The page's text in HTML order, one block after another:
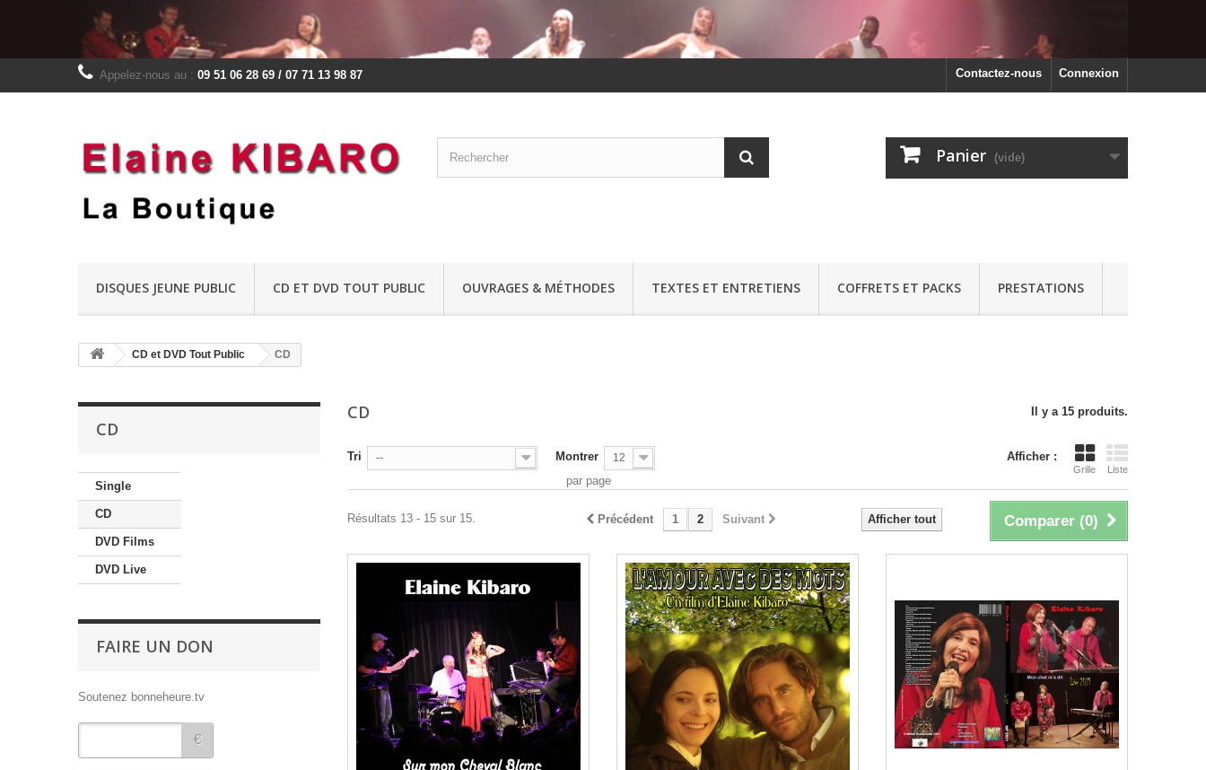
Connexion
Contactez-nous
Appelez-nous au : 09 51 06 28 69 / 07 71 13 98 87
Panier (vide)
DISQUES JEUNE PUBLIC CD ET DVD TOUT PUBLIC OUVRAGES & MÉTHODES TEXTES ET ENTRETIENS COFFRETS ET PACKS PRESTATIONS
CD et DVD Tout Public CD
CD
Single
CD
DVD Films
DVD Live
FAIRE UN DON
Soutenez bonneheure.tv
€
CD Il y a 15 produits.
Afficher :
Grille Liste
Tri -- Montrer 12
par page
Comparer (0)
Afficher tout
Précédent 1 2 Suivant
Résultats 13 - 15 sur 15.